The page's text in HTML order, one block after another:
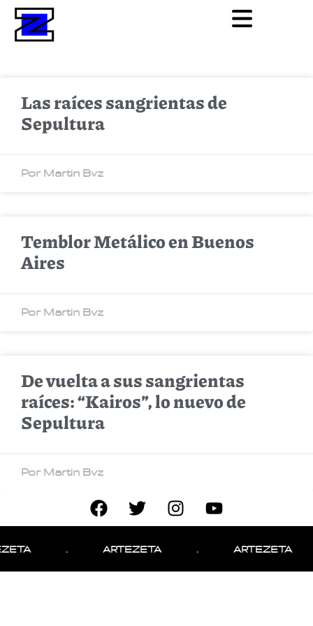
Las raíces sangrientas de
Sepultura
Por Martin Bvz
Temblor Metálico en Buenos
Aires
Por Martin Bvz
De vuelta a sus sangrientas
raíces: “Kairos”, lo nuevo de
Sepultura
Por Martin Bvz
ARTEZETA ARTEZETA